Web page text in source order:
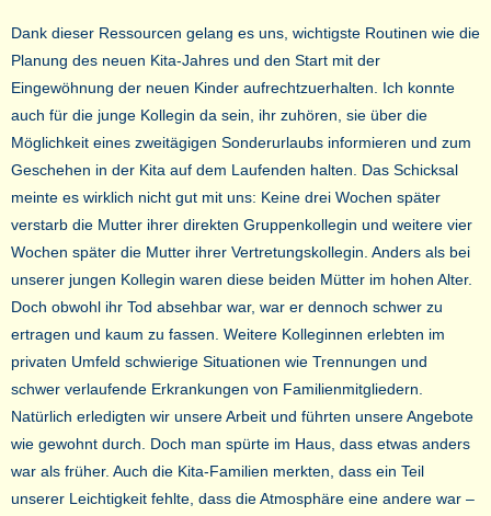
Dank dieser Ressourcen gelang es uns, wichtigste Routinen wie die
Planung des neuen Kita-Jahres und den Start mit der
Eingewöhnung der neuen Kinder aufrechtzuerhalten. Ich konnte
auch für die junge Kollegin da sein, ihr zuhören, sie über die
Möglichkeit eines zweitägigen Sonderurlaubs informieren und zum
Geschehen in der Kita auf dem Laufenden halten. Das Schicksal
meinte es wirklich nicht gut mit uns: Keine drei Wochen später
verstarb die Mutter ihrer direkten Gruppenkollegin und weitere vier
Wochen später die Mutter ihrer Vertretungskollegin. Anders als bei
unserer jungen Kollegin waren diese beiden Mütter im hohen Alter.
Doch obwohl ihr Tod absehbar war, war er dennoch schwer zu
ertragen und kaum zu fassen. Weitere Kolleginnen erlebten im
privaten Umfeld schwierige Situationen wie Trennungen und
schwer verlaufende Erkrankungen von Familienmitgliedern.
Natürlich erledigten wir unsere Arbeit und führten unsere Angebote
wie gewohnt durch. Doch man spürte im Haus, dass etwas anders
war als früher. Auch die Kita-Familien merkten, dass ein Teil
unserer Leichtigkeit fehlte, dass die Atmosphäre eine andere war –